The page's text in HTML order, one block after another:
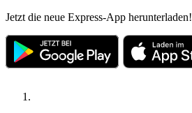
Jetzt die neue Express-App herunterladen!